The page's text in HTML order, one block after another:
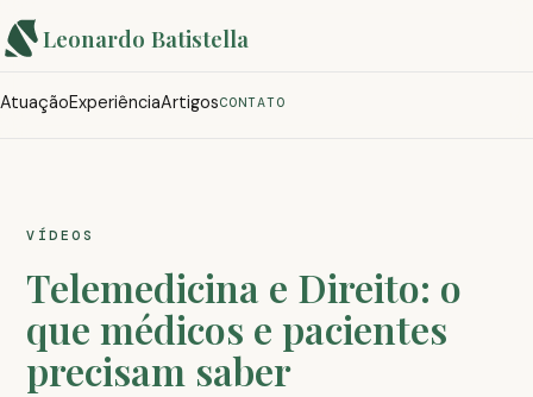
Leonardo Batistella
AtuaçãoExperiênciaArtigosCONTATO
VÍDEOS
Telemedicina e Direito: o
que médicos e pacientes
precisam saber